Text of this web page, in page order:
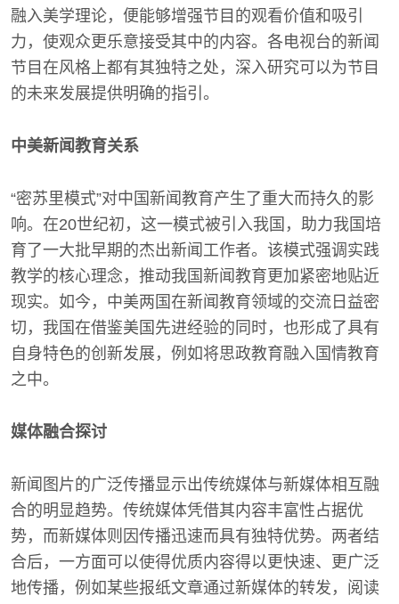
融入美学理论，便能够增强节目的观看价值和吸引
力，使观众更乐意接受其中的内容。各电视台的新闻
节目在风格上都有其独特之处，深入研究可以为节目
的未来发展提供明确的指引。
中美新闻教育关系
“密苏里模式”对中国新闻教育产生了重大而持久的影
响。在20世纪初，这一模式被引入我国，助力我国培
育了一大批早期的杰出新闻工作者。该模式强调实践
教学的核心理念，推动我国新闻教育更加紧密地贴近
现实。如今，中美两国在新闻教育领域的交流日益密
切，我国在借鉴美国先进经验的同时，也形成了具有
自身特色的创新发展，例如将思政教育融入国情教育
之中。
媒体融合探讨
新闻图片的广泛传播显示出传统媒体与新媒体相互融
合的明显趋势。传统媒体凭借其内容丰富性占据优
势，而新媒体则因传播迅速而具有独特优势。两者结
合后，一方面可以使得优质内容得以更快速、更广泛
地传播，例如某些报纸文章通过新媒体的转发，阅读